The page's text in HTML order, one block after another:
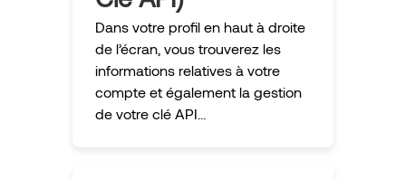
Dans votre profil en haut à droite
de l’écran, vous trouverez les
informations relatives à votre
compte et également la gestion
de votre clé API...